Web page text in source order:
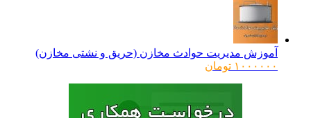
آموزش مدیریت حوادث مخازن (حریق و نشتی مخازن)
۱۰۰۰۰۰۰ تومان